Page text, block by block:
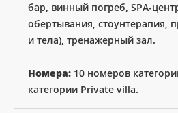
бар, винный погреб, SPA-
обертывания, стоунтерапия,
и тела), тренажерный зал.
Номера: 10 номеров
категории Private villa.